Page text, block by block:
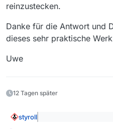
reinzustecken.
Danke für die Antwort und
dieses sehr praktische
Uwe
12 Tagen später
styroll